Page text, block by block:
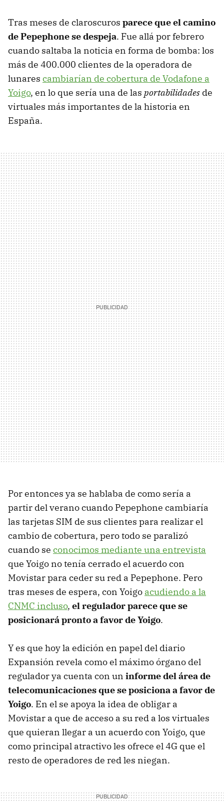
Tras meses de claroscuros parece que el camino
de Pepephone se despeja. Fue allá por febrero
cuando saltaba la noticia en forma de bomba: los
más de 400.000 clientes de la operadora de
lunares cambiarían de cobertura de Vodafone a
Yoigo, en lo que sería una de las portabilidades de
virtuales más importantes de la historia en
España.
Por entonces ya se hablaba de como sería a
partir del verano cuando Pepephone cambiaría
las tarjetas SIM de sus clientes para realizar el
cambio de cobertura, pero todo se paralizó
cuando se conocimos mediante una entrevista
que Yoigo no tenía cerrado el acuerdo con
Movistar para ceder su red a Pepephone. Pero
tras meses de espera, con Yoigo acudiendo a la
CNMC incluso, el regulador parece que se
posicionará pronto a favor de Yoigo.
Y es que hoy la edición en papel del diario
Expansión revela como el máximo órgano del
regulador ya cuenta con un informe del área de
telecomunicaciones que se posiciona a favor de
Yoigo. En el se apoya la idea de obligar a
Movistar a que de acceso a su red a los virtuales
que quieran llegar a un acuerdo con Yoigo, que
como principal atractivo les ofrece el 4G que el
resto de operadores de red les niegan.